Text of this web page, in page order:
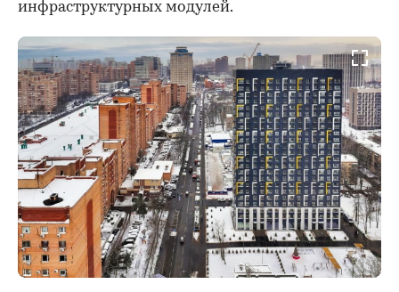
инфраструктурных модулей.